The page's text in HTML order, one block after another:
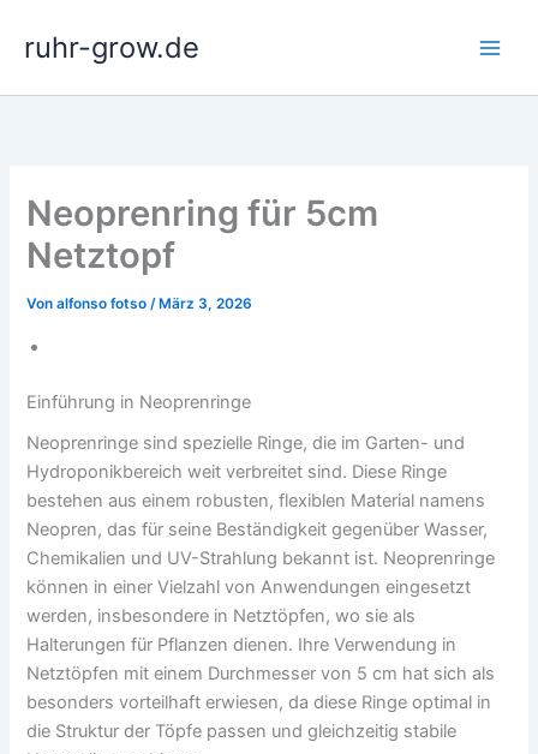
Inhaltruhr-grow.de
Neoprenring für 5cm
Netztopf
Vonalfonso fotso/ März 3, 2026
Einführung in Neoprenringe
Neoprenringe sind spezielle Ringe, die im Garten- und
Hydroponikbereich weit verbreitet sind. Diese Ringe
bestehen aus einem robusten, flexiblen Material namens
Neopren, das für seine Beständigkeit gegenüber Wasser,
Chemikalien und UV-Strahlung bekannt ist. Neoprenringe
können in einer Vielzahl von Anwendungen eingesetzt
werden, insbesondere in Netztöpfen, wo sie als
Halterungen für Pflanzen dienen. Ihre Verwendung in
Netztöpfen mit einem Durchmesser von 5 cm hat sich als
besonders vorteilhaft erwiesen, da diese Ringe optimal in
die Struktur der Töpfe passen und gleichzeitig stabile